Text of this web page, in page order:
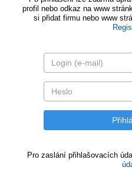
profil nebo odkaz na www
si přidat firmu nebo www
Pro zaslání přihlašovacích